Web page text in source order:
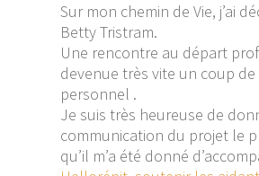
Sur mon chemin de Vie, j’ai
Betty Tristram.
Une rencontre au départ
devenue très vite un coup
personnel .
Je suis très heureuse de
communication du projet le
qu’il m’a été donné